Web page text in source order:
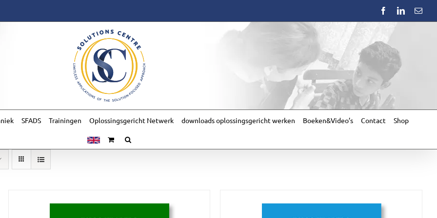
FacebookLinkedIn
SFADS Trainingen Oplossingsgericht Netwerk downloads oplossingsgericht werken Boeken&Video’s Contact Shop